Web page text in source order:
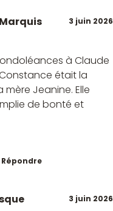
3 juin 2026
à Claude
était la
Jeanine. Elle
de bonté et
Répondre
3 juin 2026